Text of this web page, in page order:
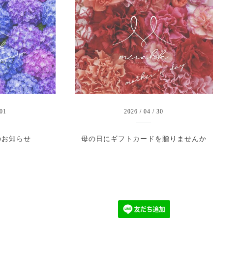
01
知らせ
2026 /04 /30
母の日にギフトカードを贈りませんか